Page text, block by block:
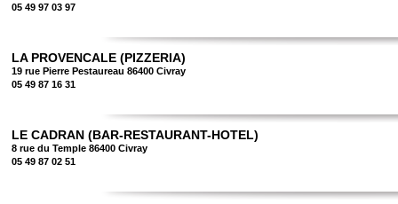
05 49 97 03 97
LA PROVENCALE (PIZZERIA)
19 rue Pierre Pestaureau 86400 Civray
05 49 87 16 31
LE CADRAN (BAR-RESTAURANT-HOTEL)
8 rue du Temple 86400 Civray
05 49 87 02 51